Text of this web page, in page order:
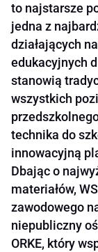
to najstarsze
jedna z
działających
edukacyjnych
stanowią
wszystkich
technika do
innowacyjną
Dbając o
materiałów,
zawodowego
niepubliczny
ORKE, który